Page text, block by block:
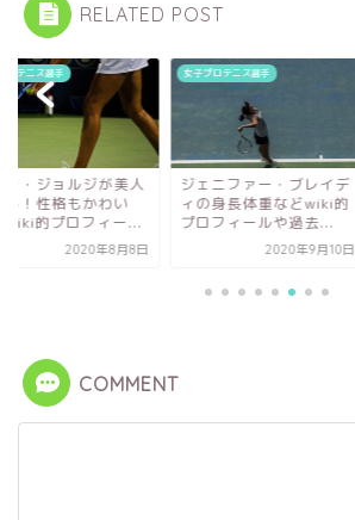
RELATED POST
ロテニス選手
ラ・ジョルジが美人
る！性格もかわい
wiki的プロフィー...
2020年8月8日
女子プロテニス選手
ジェニファー・ブレイデ
ィの身長体重などwiki的
プロフィールや過去...
2020年9月10日
COMMENT